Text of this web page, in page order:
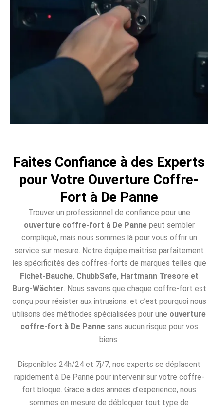
Faites Confiance à des Experts
pour Votre Ouverture Coffre-
Fort à De Panne
Trouver un professionnel de confiance pour une
ouverture coffre-fort à De Pannepeut sembler
compliqué, mais nous sommes là pour vous offrir un
service sur mesure. Notre équipe maîtrise parfaitement
les spécificités des coffres-forts de marques telles que
Fichet-Bauche, ChubbSafe, Hartmann Tresore et
Burg-Wächter . Nous savons que chaque coffre-fort est
conçu pour résister aux intrusions, et c’est pourquoi nous
utilisons des méthodes spécialisées pour une ouverture
coffre-fort à De Pannesans aucun risque pour vos
biens.
Disponibles 24h/24 et 7j/7, nos experts se déplacent
rapidement à De Panne pour intervenir sur votre coffre-
fort bloqué. Grâce à des années d’expérience, nous
sommes en mesure de débloquer tout type de